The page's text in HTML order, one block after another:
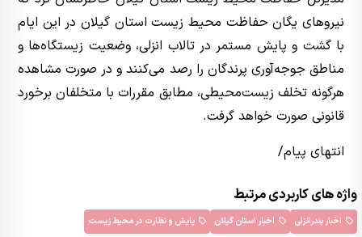
نیروهای یگان حفاظت محیط زیست استان گیلان در این ایام
با گشت و پایش مستمر در تالاب انزلی، وضعیت زیستگاه‌ها و
مناطق جوجه‌آوری پرندگان را رصد می‌کنند و در صورت مشاهده
هرگونه تخلف زیست‌محیطی، مطابق مقررات با متخلفان برخورد
قانونی صورت خواهد گرفت.
انتهای پیام/
واژه های کاربردی مرتبط
اخبار بندرانزلی اخبار استان گیلان پایش و نظارت در محیط زیست